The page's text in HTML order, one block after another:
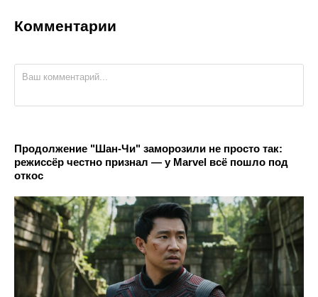
Комментарии
Продолжение "Шан-Чи" заморозили не просто так:
режиссёр честно признал — у Marvel всё пошло под
откос